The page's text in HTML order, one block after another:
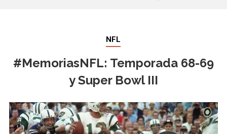
NFL
#MemoriasNFL: Temporada 68-69
y Super Bowl III